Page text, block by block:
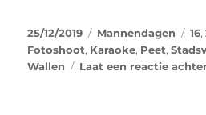
25/12/2019 Mannendagen 16,
Fotoshoot, Karaoke, Peet,
Wallen
Laat een reactie